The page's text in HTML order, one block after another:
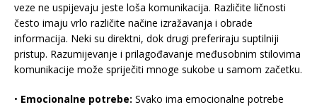
veze ne uspijevaju jeste loša komunikacija. Različite ličnosti
često imaju vrlo različite načine izražavanja i obrade
informacija. Neki su direktni, dok drugi preferiraju suptilniji
pristup. Razumijevanje i prilagođavanje međusobnim stilovima
komunikacije može spriječiti mnoge sukobe u samom začetku.
• Emocionalne potrebe: Svako ima emocionalne potrebe